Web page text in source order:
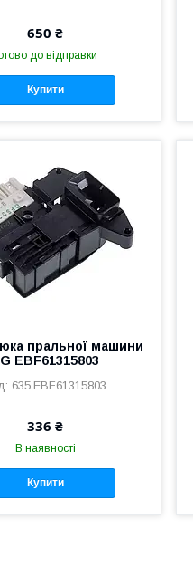
650 ₴
до відправки
Купити
пральної машини
EBF61315803
635.EBF61315803
336 ₴
В наявності
Купити